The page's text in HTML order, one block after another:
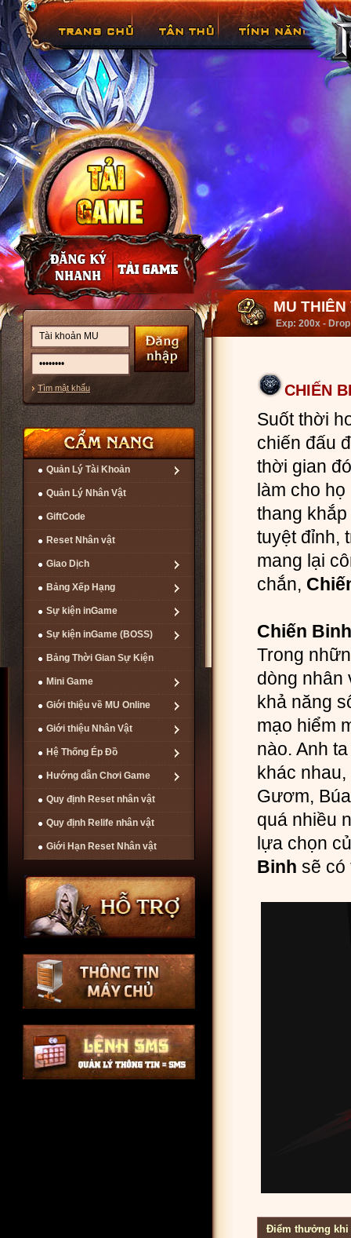
Tìm mật khẩu
Quản Lý Tài Khoản
Quản Lý Nhân Vật
GiftCode
Reset Nhân vật
Giao Dịch
Bảng Xếp Hạng
Sự kiện inGame
Sự kiện inGame (BOSS)
Bảng Thời Gian Sự Kiện
Mini Game
Giới thiệu về MU Online
Giới thiệu Nhân Vật
Hệ Thống Ép Đồ
Hướng dẫn Chơi Game
Quy định Reset nhân vật
Quy định Relife nhân vật
Giới Hạn Reset Nhân vật
MU THIÊN
Exp: 200x -
CHIẾN
Suốt thời
chiến đấu
thời gian
làm cho
thang
tuyệt đỉnh,
mang lại
chắn,
Chiến Binh
Trong
dòng nhân
khả năng
mạo hiểm
nào. Anh
khác
Gươm,
quá nhiều
lựa chọn
Binh sẽ có
Điểm thưởng khi